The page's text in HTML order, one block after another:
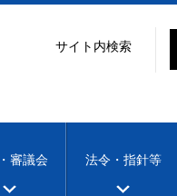
サイト内検索
審議会 法令・指針等